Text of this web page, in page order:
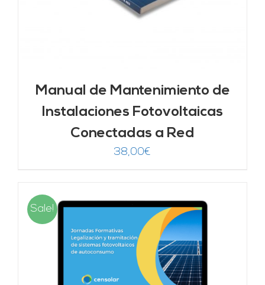
Manual de Mantenimiento de
Instalaciones Fotovoltaicas
Conectadas a Red
38,00€
Sale!